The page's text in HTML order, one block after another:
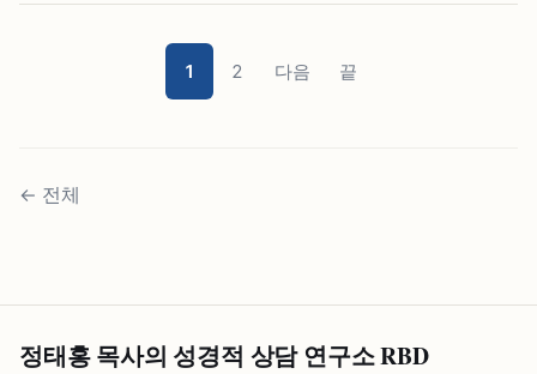
1 2 다음 끝
← 전체
정태홍 목사의 성경적 상담 연구소 RBD